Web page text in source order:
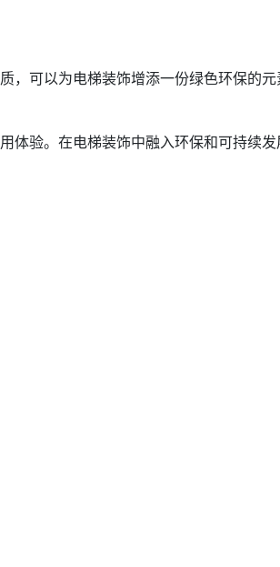
，可以为电梯装饰增添一份绿色环保的元
体验。在电梯装饰中融入环保和可持续发